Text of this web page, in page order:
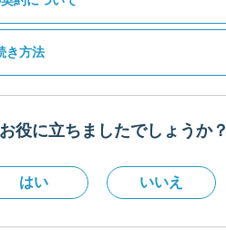
き方法
お役に立ちましたでしょうか？
はい いいえ